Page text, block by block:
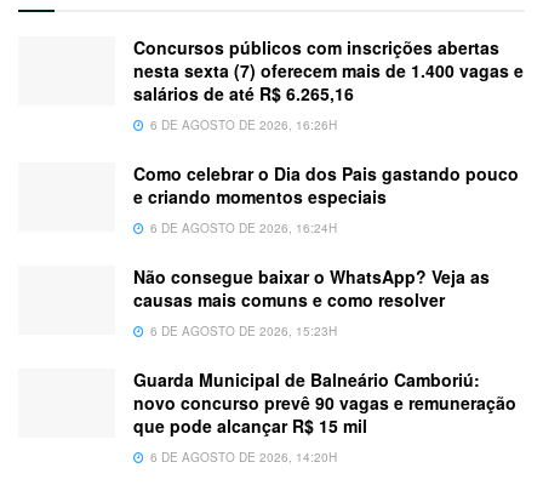
Concursos públicos com inscrições abertas
nesta sexta (7) oferecem mais de 1.400 vagas e
salários de até R$ 6.265,16
6 DE AGOSTO DE 2026, 16:26H
Como celebrar o Dia dos Pais gastando pouco
e criando momentos especiais
6 DE AGOSTO DE 2026, 16:24H
Não consegue baixar o WhatsApp? Veja as
causas mais comuns e como resolver
6 DE AGOSTO DE 2026, 15:23H
Guarda Municipal de Balneário Camboriú:
novo concurso prevê 90 vagas e remuneração
que pode alcançar R$ 15 mil
6 DE AGOSTO DE 2026, 14:20H